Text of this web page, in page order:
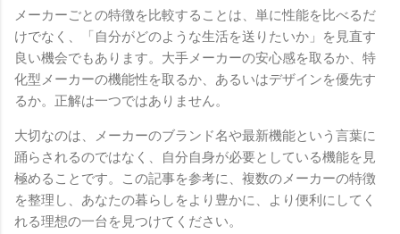
メーカーごとの特徴を比較することは、単に性能を比べるだ
けでなく、「自分がどのような生活を送りたいか」を見直す
良い機会でもあります。大手メーカーの安心感を取るか、特
化型メーカーの機能性を取るか、あるいはデザインを優先す
るか。正解は一つではありません。
大切なのは、メーカーのブランド名や最新機能という言葉に
踊らされるのではなく、自分自身が必要としている機能を見
極めることです。この記事を参考に、複数のメーカーの特徴
を整理し、あなたの暮らしをより豊かに、より便利にしてく
れる理想の一台を見つけてください。